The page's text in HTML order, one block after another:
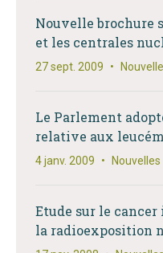
Nouvelle brochure
et les centrales
27 sept. 2009 •
Le Parlement
relative aux
4 janv. 2009 • Nouvelles
Etude sur le
la radioexposition